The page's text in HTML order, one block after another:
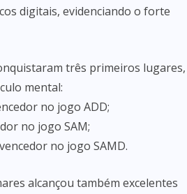
digitais, evidenciando o forte
três primeiros lugares,
mental:
no jogo ADD;
no jogo SAM;
no jogo SAMD.
alcançou também excelentes